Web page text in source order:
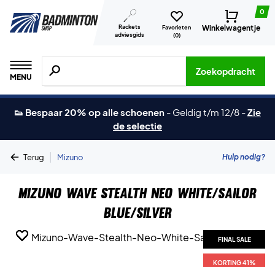
Rackets
adviesgids
Favorieten
(0)
0
Winkelwagentje
MENU
Zoeken naar producten, merken etc.
Zoekopdracht
👟 Bespaar 20% op alle schoenen - Geldig t/m 12/8 -Zie
de selectie
Terug | Mizuno Hulp nodig?
Mizuno Wave Stealth Neo White/Sailor
Blue/Silver
FINAL SALE
KORTING 41%
FINAL SALE
KORTING 41%
FINAL SALE
KORTING 41%
FINAL SALE
KORTING 41%
FINAL SALE
KORTING 41%